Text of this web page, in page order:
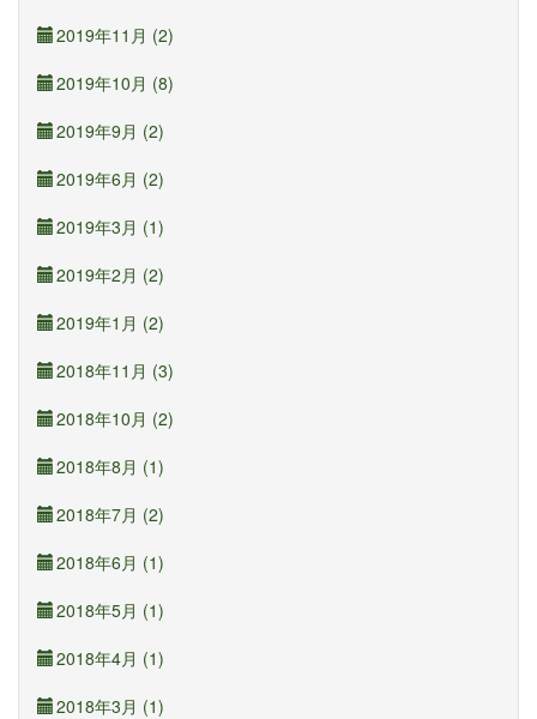
2019年11月 (2)
2019年10月 (8)
2019年9月 (2)
2019年6月 (2)
2019年3月 (1)
2019年2月 (2)
2019年1月 (2)
2018年11月 (3)
2018年10月 (2)
2018年8月 (1)
2018年7月 (2)
2018年6月 (1)
2018年5月 (1)
2018年4月 (1)
2018年3月 (1)